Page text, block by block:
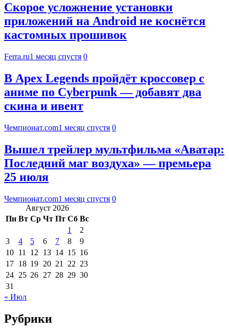
Скорое усложнение установки
приложений на Android не коснётся
кастомных прошивок
Ferra.ru1 месяц спустя 0
В Apex Legends пройдёт кроссовер с
аниме по Cyberpunk — добавят два
скина и ивент
Чемпионат.com1 месяц спустя 0
Вышел трейлер мультфильма «Аватар:
Последний маг воздуха» — премьера
25 июля
Чемпионат.com1 месяц спустя 0
Август 2026
Пн Вт Ср Чт Пт Сб Вс
1
2
3
4 5 6 7 8
9
10 11 12 13 14 15 16
17 18 19 20 21 22 23
24 25 26 27 28 29 30
31
« Июл
Рубрики